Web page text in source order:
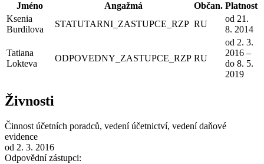
Jméno Angažmá Občan. Platnost
Ksenia
Burdilova
STATUTARNI_ZASTUPCE_RZP RU
od 21.
8. 2014
Tatiana
Lokteva
ODPOVEDNY_ZASTUPCE_RZP RU
od 2. 3.
2016 –
do 8. 5.
2019
Živnosti
Činnost účetních poradců, vedení účetnictví, vedení daňové
evidence
od 2. 3. 2016
Odpovědní zástupci: